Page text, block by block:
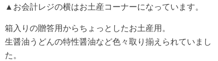
▲お会計レジの横はお土産コーナーになっています。
箱入りの贈答用からちょっとしたお土産用。
生醤油うどんの特性醤油など色々取り揃えられていまし
た。